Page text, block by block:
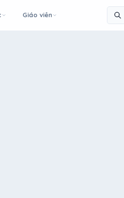
Giáo viên